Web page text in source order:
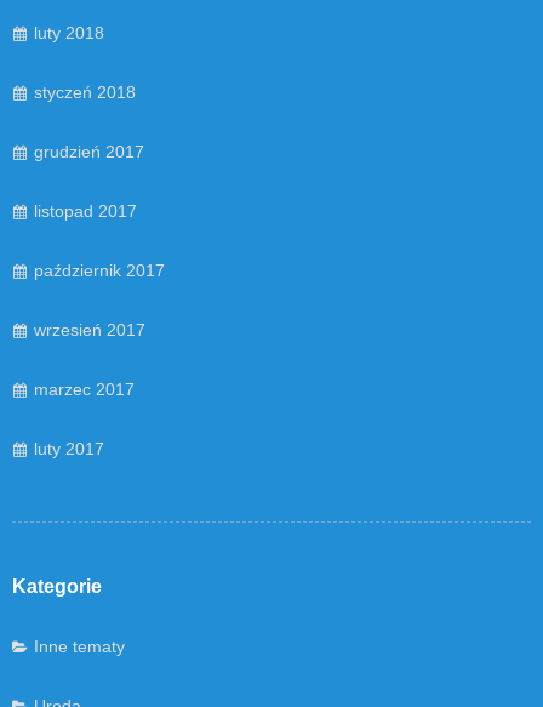
luty 2018
styczeń 2018
grudzień 2017
listopad 2017
październik 2017
wrzesień 2017
marzec 2017
luty 2017
Kategorie
Inne tematy